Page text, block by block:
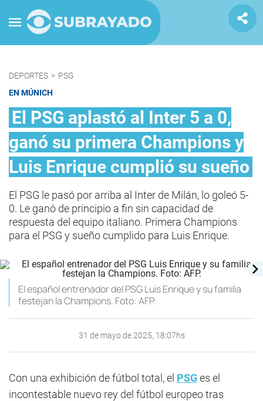
DEPORTES > PSG
EN MÚNICH
El PSG aplastó al Inter 5 a 0,
ganó su primera Champions y
Luis Enrique cumplió su sueño
El PSG le pasó por arriba al Inter de Milán, lo goleó 5-
0. Le ganó de principio a fin sin capacidad de
respuesta del equipo italiano. Primera Champions
para el PSG y sueño cumplido para Luis Enrique.
El español entrenador del PSG Luis Enrique y su familia
festejan la Champions. Foto: AFP.
31 de mayo de 2025, 18:07hs
Con una exhibición de fútbol total, el PSGes el
incontestable nuevo rey del fútbol europeo tras